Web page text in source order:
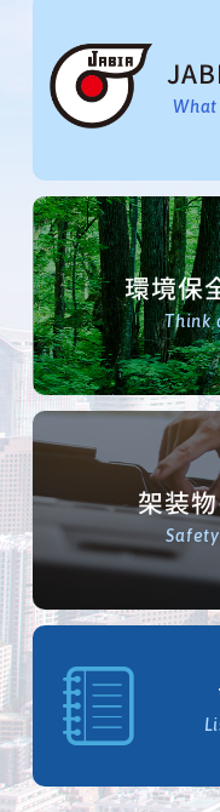
What
環境保
Think
架装